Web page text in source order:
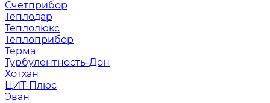
Счетприбор
Теплодар
Теплолюкс
Теплоприбор
Терма
Турбулентность-Дон
Хотхан
ЦИТ-Плюс
Эван